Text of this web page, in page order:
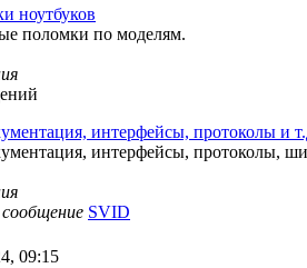
ноутбуков
поломки по моделям.
интерфейсы, протоколы и
интерфейсы, протоколы,
SVID
09:15